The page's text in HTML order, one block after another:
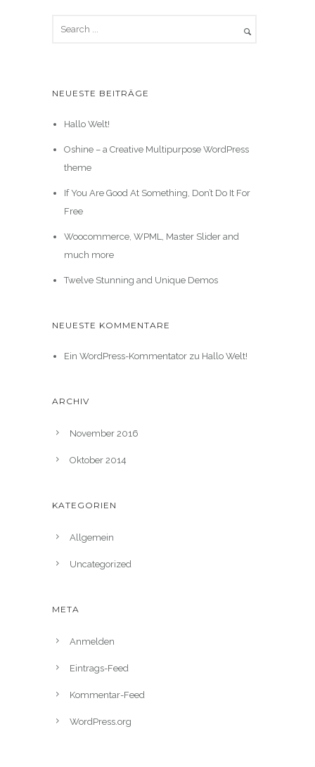
NEUESTE BEITRÄGE
Hallo Welt!
Oshine – a Creative Multipurpose WordPress
theme
If You Are Good At Something, Don’t Do It For
Free
Woocommerce, WPML, Master Slider and
much more
Twelve Stunning and Unique Demos
NEUESTE KOMMENTARE
Ein WordPress-Kommentatorzu Hallo Welt!
ARCHIV
November 2016
Oktober 2014
KATEGORIEN
Allgemein
Uncategorized
META
Anmelden
Eintrags-Feed
Kommentar-Feed
WordPress.org